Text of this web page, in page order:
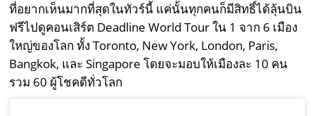
ที่อยากเห็นมากที่สุดในทัวร์นี้ แค่นั้นทุกคนก็มีสิทธิ์ได้ลุ้นบิน
ฟรีไปดูคอนเสิร์ต Deadline World Tour ใน 1 จาก 6 เมือง
ใหญ่ของโลก ทั้ง Toronto, New York, London, Paris,
Bangkok, และ Singapore โดยจะมอบให้เมืองละ 10 คน
รวม 60 ผู้โชคดีทั่วโลก